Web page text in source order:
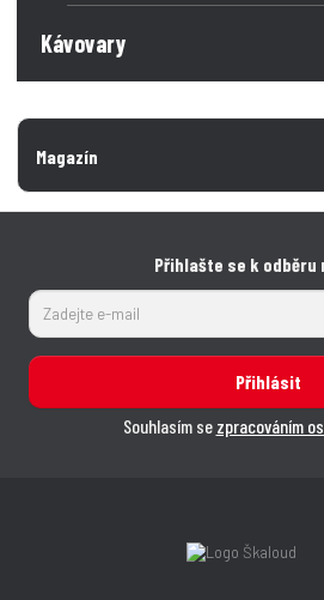
Kávovary
Magazín
Přihlašte se k odběru
Přihlásit
Souhlasím se zpracováním